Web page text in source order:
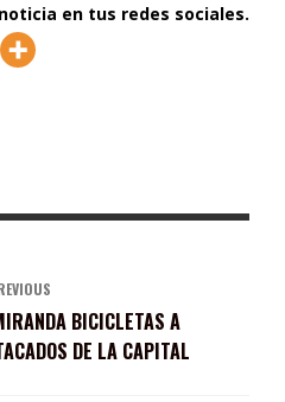
en tus redes sociales.
BICICLETAS A
DE LA CAPITAL